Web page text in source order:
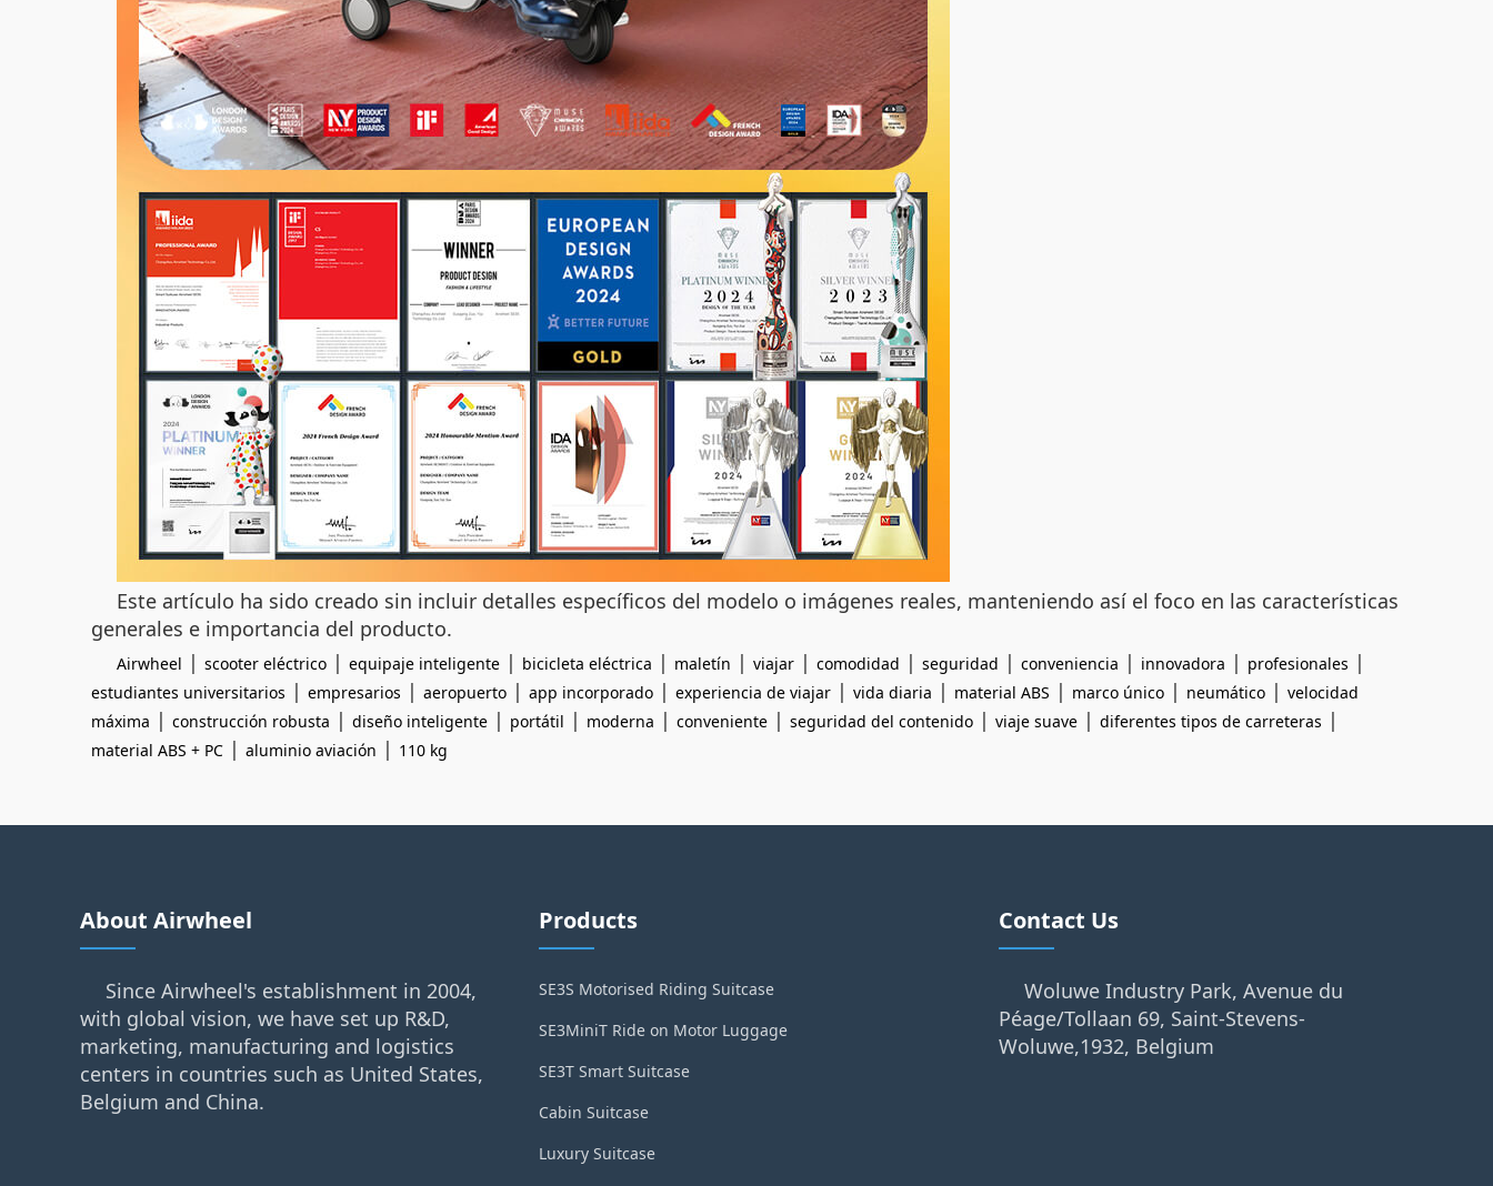
Este artículo ha sido creado sin incluir detalles específicos del modelo o imágenes reales, manteniendo así el foco en las características
generales e importancia del producto.
Airwheel | scooter eléctrico | equipaje inteligente | bicicleta eléctrica | maletín | viajar | comodidad | seguridad | conveniencia | innovadora | profesionales |
estudiantes universitarios | empresarios | aeropuerto | app incorporado | experiencia de viajar | vida diaria | material ABS | marco único | neumático | velocidad
máxima | construcción robusta | diseño inteligente | portátil | moderna | conveniente | seguridad del contenido | viaje suave | diferentes tipos de carreteras |
material ABS + PC | aluminio aviación | 110 kg
About Airwheel
Since Airwheel's establishment in 2004,
with global vision, we have set up R&D,
marketing, manufacturing and logistics
centers in countries such as United States,
Belgium and China.
Products
SE3S Motorised Riding Suitcase
SE3MiniT Ride on Motor Luggage
SE3T Smart Suitcase
Cabin Suitcase
Luxury Suitcase
Contact Us
Woluwe Industry Park, Avenue du
Péage/Tollaan 69, Saint-Stevens-
Woluwe,1932, Belgium